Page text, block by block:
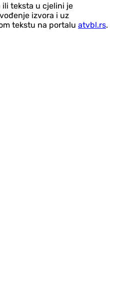
ili teksta u cjelini je
izvora i uz
tekstu na portalu atvbl.rs.